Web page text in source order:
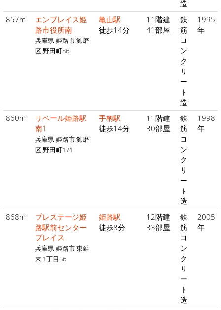
造
857m
エンブレイス姫
路市役所南
兵庫県 姫路市 飾磨
区 野田町86
亀山駅
徒歩14分
11階建
41部屋
鉄
筋
コ
ン
ク
リ
ー
ト
造
1995
年
860m
リベール姫路駅
南1
兵庫県 姫路市 飾磨
区 野田町171
手柄駅
徒歩14分
11階建
30部屋
鉄
筋
コ
ン
ク
リ
ー
ト
造
1998
年
868m
プレステージ姫
路駅前センター
プレイス
兵庫県 姫路市 東延
末 1丁目56
姫路駅
徒歩8分
12階建
33部屋
鉄
筋
コ
ン
ク
リ
ー
ト
造
2005
年